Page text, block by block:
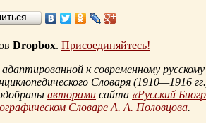
Dropbox. Присоединяйтесь!
к современному
Словаря (1910—1916 гг.
авторами сайта «Русский
Словаре А. А. Половцова.